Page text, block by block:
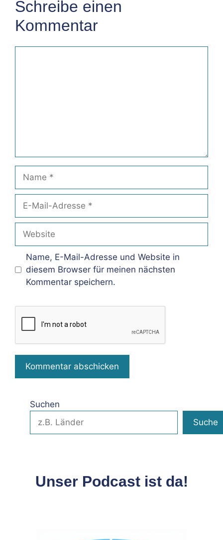
Schreibe einen
Kommentar
Mail-
Adresse
Name, E-Mail-Adresse und Website in
diesem Browser für meinen nächsten
Kommentar speichern.
Suchen
Suche
Unser Podcast ist da!